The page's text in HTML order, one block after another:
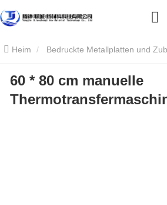
Heim Bedruckte Metallplatten und
Wärmeübertragungsmaschine 60 * 80 cm Manuelle
Thermotransfermaschine
60 * 80 cm manuelle